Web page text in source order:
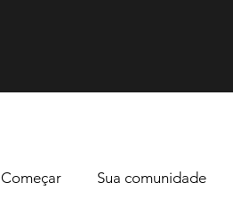
Começar Sua comunidade